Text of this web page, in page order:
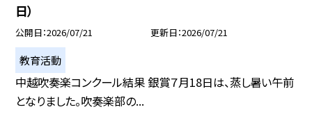
日）
公開日 2026/07/21 更新日 2026/07/21
教育活動
中越吹奏楽コンクール結果 銀賞７月18日は、蒸し暑い午前
となりました。吹奏楽部の...